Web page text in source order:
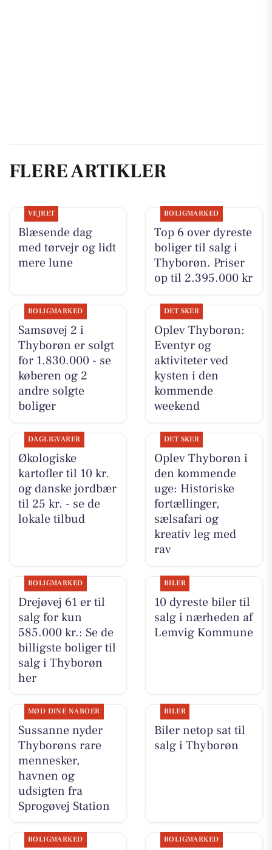
FLERE ARTIKLER
VEJRET
Blæsende dag
med tørvejr og lidt
mere lune
BOLIGMARKED
Top 6 over dyreste
boliger til salg i
Thyborøn. Priser
op til 2.395.000 kr
BOLIGMARKED
Samsøvej 2 i
Thyborøn er solgt
for 1.830.000 - se
køberen og 2
andre solgte
boliger
DET SKER
Oplev Thyborøn:
Eventyr og
aktiviteter ved
kysten i den
kommende
weekend
DAGLIGVARER
Økologiske
kartofler til 10 kr.
og danske jordbær
til 25 kr. - se de
lokale tilbud
DET SKER
Oplev Thyborøn i
den kommende
uge: Historiske
fortællinger,
sælsafari og
kreativ leg med
rav
BOLIGMARKED
Drejøvej 61 er til
salg for kun
585.000 kr.: Se de
billigste boliger til
salg i Thyborøn
her
BILER
10 dyreste biler til
salg i nærheden af
Lemvig Kommune
MØD DINE NABOER
Sussanne nyder
Thyborøns rare
mennesker,
havnen og
udsigten fra
Sprogøvej Station
BILER
Biler netop sat til
salg i Thyborøn
BOLIGMARKED BOLIGMARKED